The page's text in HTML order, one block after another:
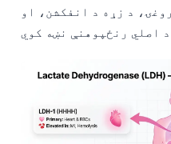
د زړه د انفکشن، او
简体中文
Dansk
Nederlands